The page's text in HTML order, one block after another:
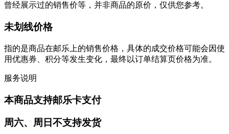
曾经展示过的销售价等，并非商品的原价，仅供您参考。
未划线价格
指的是商品在邮乐上的销售价格，具体的成交价格可能会因使
用优惠券、积分等发生变化，最终以订单结算页价格为准。
服务说明
本商品支持邮乐卡支付
周六、周日不支持发货